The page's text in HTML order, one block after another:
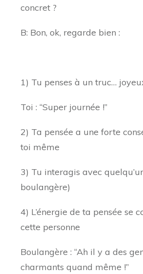
concret ?
B: Bon, ok, regarde bien :
1) Tu penses à un truc…
Toi : “Super journée !”
2) Ta pensée a une forte
toi même
3) Tu interagis avec
boulangère)
4) L’énergie de ta pensée se
cette personne
Boulangère : “Ah il y a des
charmants quand même !”